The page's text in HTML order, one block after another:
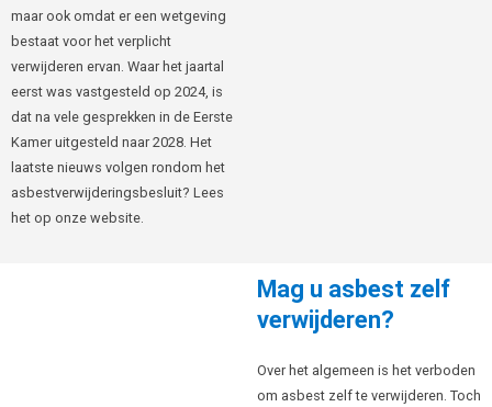
maar ook omdat er een wetgeving
bestaat voor het verplicht
verwijderen ervan. Waar het jaartal
eerst was vastgesteld op 2024, is
dat na vele gesprekken in de Eerste
Kamer uitgesteld naar 2028. Het
laatste nieuws volgen rondom het
asbestverwijderingsbesluit? Lees
het op onze website.
Mag u asbest zelf
verwijderen?
Over het algemeen is het verboden
om asbest zelf te verwijderen. Toch